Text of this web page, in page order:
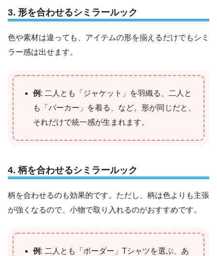
3. 形を合わせるシミラールック
色や素材は違っても、アイテムの形を揃えるだけでもシミ
ラー感は出せます。
例 : 二人とも「ジャケット」を羽織る、二人と
も「パーカー」を着る、など。形が同じだと、
それだけで統一感が生まれます。
4. 柄を合わせるシミラールック
柄を合わせるのも効果的です。ただし、柄は色よりも主張
が強くなるので、小物で取り入れるのがおすすめです。
例 : 二人とも「ボーダー」Tシャツを選ぶ、あ